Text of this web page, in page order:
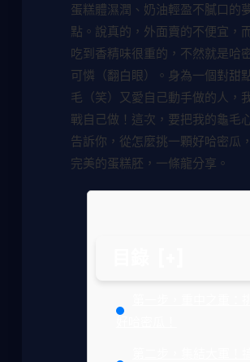
蛋糕體濕潤、奶油輕盈不膩口的
點。說真的，外面賣的不便宜，
吃到香精味很重的，不然就是哈
可憐（翻白眼）。身為一個對甜
毛（笑）又愛自己動手做的人，
戰自己做！這次，要把我的龜毛
告訴你，從怎麼挑一顆好哈密瓜
完美的蛋糕胚，一條龍分享。